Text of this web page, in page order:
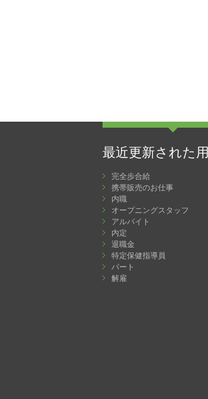
最近更新された
完全歩合給
携帯販売のお仕事
内職
オープニングスタッフ
アルバイト
内定
退職金
特定保健指導員
パート
解雇